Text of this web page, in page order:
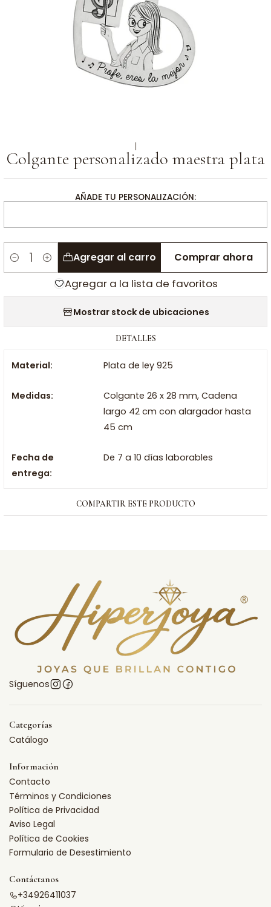
|
Colgante personalizado maestra plata
AÑADE TU PERSONALIZACIÓN:
Cantidad
Agregar al carro Comprar ahora
Agregar a la lista de favoritos
Mostrar stock de ubicaciones
DETALLES
Material: Plata de ley 925
Medidas:
Colgante 26 x 28 mm, Cadena
largo 42 cm con alargador hasta
45 cm
Fecha de
entrega:
De 7 a 10 días laborables
COMPARTIR ESTE PRODUCTO
Síguenos
Categorías
Catálogo
Información
Contacto
Términos y Condiciones
Política de Privacidad
Aviso Legal
Política de Cookies
Formulario de Desestimiento
Contáctanos
+34926411037